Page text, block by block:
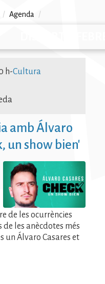
/ Agenda /
h-Cultura
amb Álvaro
un show bien'
de les ocurrències
de les anècdotes més
un Álvaro Casares et